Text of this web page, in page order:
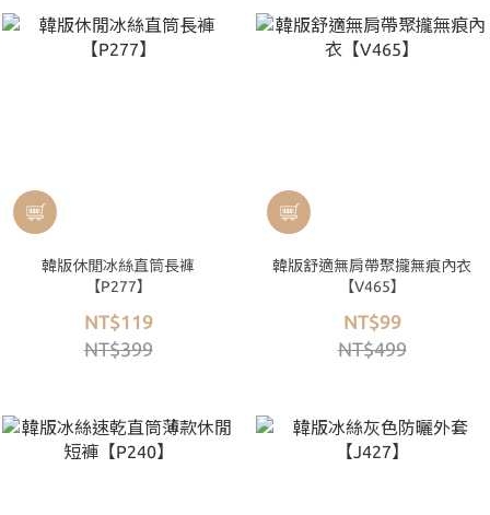
韓版休閒冰絲直筒長褲
【P277】
NT$119
NT$399
韓版舒適無肩帶聚攏無痕內衣
【V465】
NT$99
NT$499